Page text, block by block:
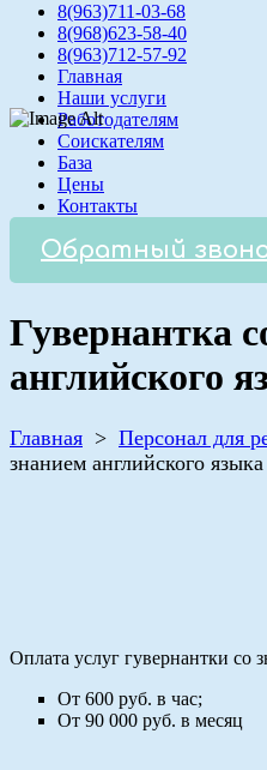
8(963)711-03-68
8(968)623-58-40
8(963)712-57-92
Главная
Наши услуги
Работодателям
Соискателям
База
Цены
Контакты
Обратный
Гувернантка
английского
Главная > Персонал для
знанием английского языка
Оплата услуг гувернантки со
От 600 руб. в час;
От 90 000 руб. в месяц